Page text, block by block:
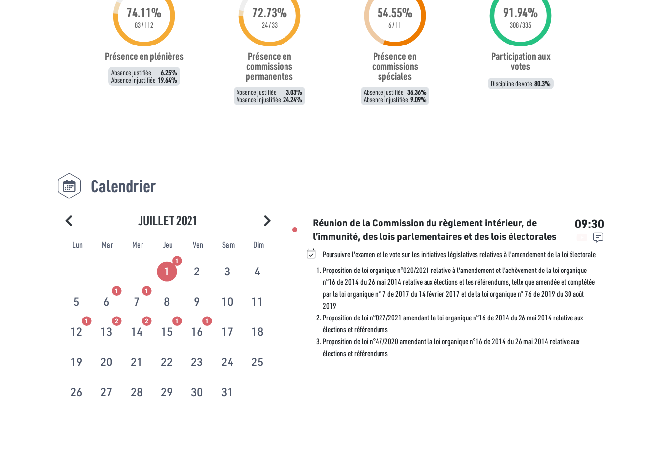
74.11%
83 / 112
Présence en plénières
Absence justifiée 6.25%
Absence injustifiée 19.64%
72.73%
24 / 33
Présence en
commissions
permanentes
Absence justifiée 3.03%
Absence injustifiée 24.24%
54.55%
6 / 11
Présence en
commissions
spéciales
Absence justifiée 36.36%
Absence injustifiée 9.09%
91.94%
308 / 335
Participation aux
votes
Discipline de vote 80.3%
Calendrier
JUILLET 2021
Lun Mar Mer Jeu Ven Sam Dim
1
1
2 3 4
5 6
1
7
1
8 9 10 11
12
1
13
2
14
2
15
1
16
1
17 18
19 20 21 22 23 24 25
26 27 28 29 30 31
Réunion de la Commission du règlement intérieur, de
l’immunité, des lois parlementaires et des lois électorales
09:30
Poursuivre l'examen et le vote sur les initiatives législatives relatives à l'amendement de la loi électorale
Proposition de loi organique n°020/2021 relative à l'amendement et l’achèvement de la loi organique
n°16 de 2014 du 26 mai 2014 relative aux élections et les référendums, telle que amendée et complétée
par la loi organique n° 7 de 2017 du 14 février 2017 et de la loi organique n° 76 de 2019 du 30 août
2019
Proposition de loi n°027/2021 amendant la loi organique n°16 de 2014 du 26 mai 2014 relative aux
élections et référendums
Proposition de loi n°47/2020 amendant la loi organique n°16 de 2014 du 26 mai 2014 relative aux
élections et référendums